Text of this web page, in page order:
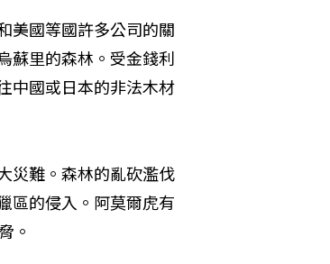
美國等國許多公司的關
蘇里的森林。受金錢利
中國或日本的非法木材
災難。森林的亂砍濫伐
區的侵入。阿莫爾虎有
。